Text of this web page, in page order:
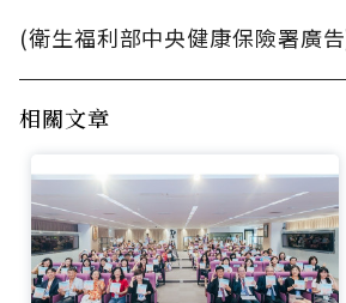
(衛生福利部中央健康保險署廣
相關文章